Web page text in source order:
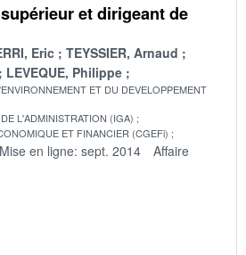
et dirigeant de
Eric
TEYSSIER, Arnaud
LEVEQUE, Philippe
ET DU DEVELOPPEMENT
L'ADMINISTRATION (IGA)
ET FINANCIER (CGEFi)
Mise en ligne: sept. 2014
Affaire